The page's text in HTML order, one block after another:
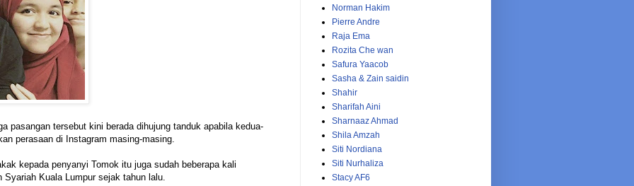
pasangan tersebut kini berada dihujung tanduk apabila kedua-
perasaan di Instagram masing-masing.
kepada penyanyi Tomok itu juga sudah beberapa kali
Kuala Lumpur sejak tahun lalu.
Norman Hakim
Pierre Andre
Raja Ema
Rozita Che wan
Safura Yaacob
Sasha & Zain saidin
Shahir
Sharifah Aini
Sharnaaz Ahmad
Shila Amzah
Siti Nordiana
Siti Nurhaliza
Stacy AF6